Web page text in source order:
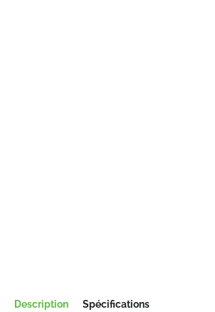
Description Spécifications